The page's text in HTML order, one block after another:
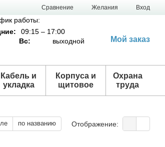
Сравнение Желания Вход
работы:
09:15 – 17:00
Вс: выходной Мой заказ
Кабель и
укладка
Корпуса и
щитовое
Охрана
труда
по названию Отображение: